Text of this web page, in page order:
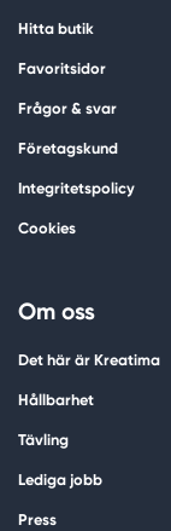
Hitta butik
Favoritsidor
Frågor & svar
Företagskund
Integritetspolicy
Cookies
Om oss
Det här är Kreatima
Hållbarhet
Tävling
Lediga jobb
Press